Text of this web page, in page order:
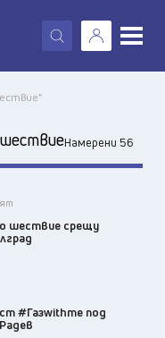
X
шествиеНамерени 56
шествие срещу
#Газwithme под